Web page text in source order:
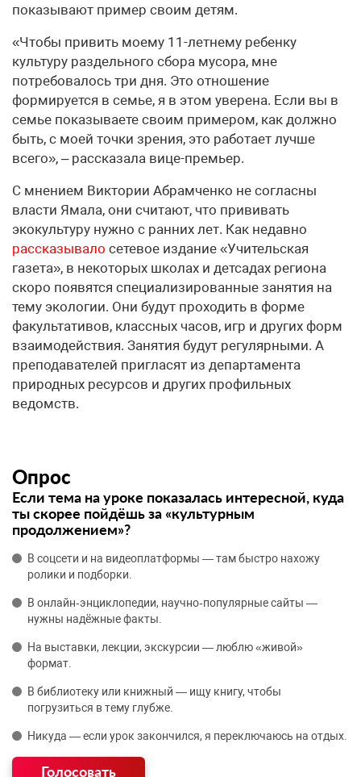
показывают пример своим детям.
«Чтобы привить моему 11-летнему ребенку
культуру раздельного сбора мусора, мне
потребовалось три дня. Это отношение
формируется в семье, я в этом уверена. Если вы в
семье показываете своим примером, как должно
быть, с моей точки зрения, это работает лучше
всего», – рассказала вице-премьер.
С мнением Виктории Абрамченко не согласны
власти Ямала, они считают, что прививать
экокультуру нужно с ранних лет. Как недавно
рассказывало сетевое издание «Учительская
газета», в некоторых школах и детсадах региона
скоро появятся специализированные занятия на
тему экологии. Они будут проходить в форме
факультативов, классных часов, игр и других форм
взаимодействия. Занятия будут регулярными. А
преподавателей пригласят из департамента
природных ресурсов и других профильных
ведомств.
Опрос
Если тема на уроке показалась интересной, куда
ты скорее пойдёшь за «культурным
продолжением»?
В соцсети и на видеоплатформы — там быстро нахожу
ролики и подборки.
В онлайн‑энциклопедии, научно‑популярные сайты —
нужны надёжные факты.
На выставки, лекции, экскурсии — люблю «живой»
формат.
В библиотеку или книжный — ищу книгу, чтобы
погрузиться в тему глубже.
Никуда — если урок закончился, я переключаюсь на отдых.